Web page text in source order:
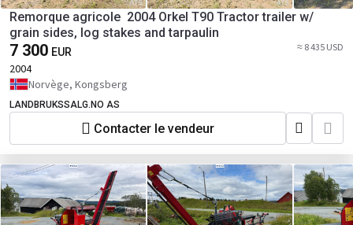
Remorque agricole 2004 Orkel T90 Tractor trailer w/
grain sides, log stakes and tarpaulin
7 300 EUR ≈ 8 435 USD
2004
Norvège, Kongsberg
LANDBRUKSSALG.NO AS
Contacter le vendeur